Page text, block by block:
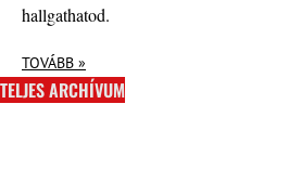
hallgathatod.
TOVÁBB »
TELJES ARCHÍVUM